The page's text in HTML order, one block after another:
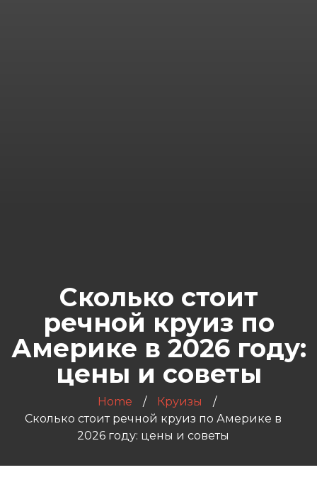
Сколько стоит
речной круиз по
Америке в 2026 году:
цены и советы
Home
Круизы
Сколько стоит речной круиз по Америке в
2026 году: цены и советы